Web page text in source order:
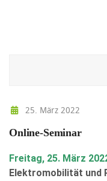
25. März 2022
Online-Seminar
Freitag, 25. März
Elektromobilität und